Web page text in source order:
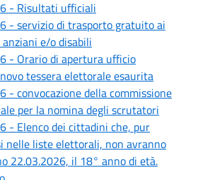
- Risultati ufficiali
- servizio di trasporto gratuito ai
e/o disabili
- Orario di apertura ufficio
tessera elettorale esaurita
- convocazione della commissione
per la nomina degli scrutatori
- Elenco dei cittadini che, pur
nelle liste elettorali, non avranno
22.03.2026, il 18° anno di età.